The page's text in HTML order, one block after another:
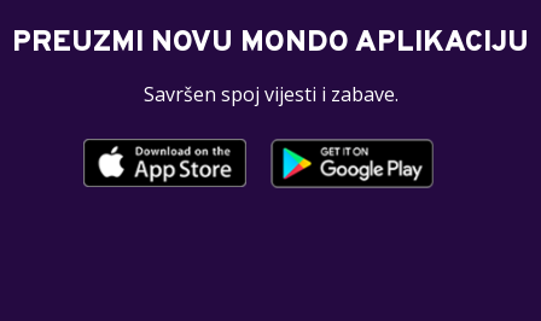
PREUZMI NOVU MONDO APLIKACIJU
Savršen spoj vijesti i zabave.